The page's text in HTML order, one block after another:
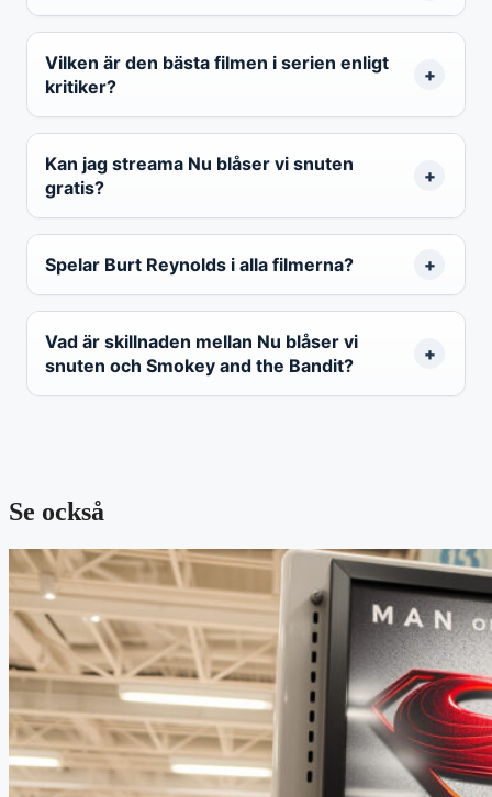
Vilken är den bästa filmen i serien enligt
kritiker?
Kan jag streama Nu blåser vi snuten
gratis?
Spelar Burt Reynolds i alla filmerna?
Vad är skillnaden mellan Nu blåser vi
snuten och Smokey and the Bandit?
Se också